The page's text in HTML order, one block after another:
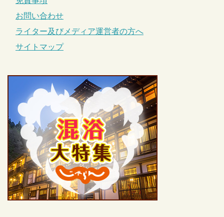
お問い合わせ
ライター及びメディア運営者の方へ
サイトマップ